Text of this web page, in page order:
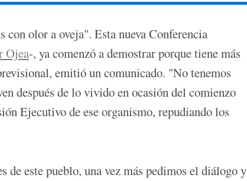
con olor a oveja". Esta nueva Conferencia
Ojea-, ya comenzó a demostrar porque tiene más
emitió un comunicado. "No tenemos
después de lo vivido en ocasión del comienzo
Ejecutivo de ese organismo, repudiando los
de este pueblo, una vez más pedimos el diálogo y